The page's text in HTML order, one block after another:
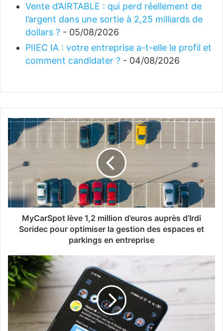
Vente d’AIRTABLE : qui perd réellement de
l’argent dans une sortie à 2,25 milliards de
dollars ? - 05/08/2026
PIIEC IA : votre entreprise a-t-elle le profil et
comment candidater ? - 04/08/2026
MyCarSpot lève 1,2 million d’euros auprès d’Irdi
Soridec pour optimiser la gestion des espaces et
parkings en entreprise